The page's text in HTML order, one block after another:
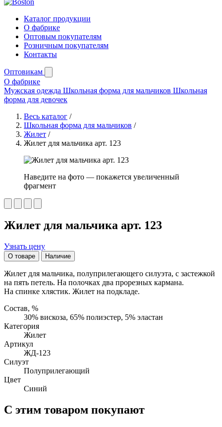
Каталог продукции
О фабрике
Оптовым покупателям
Розничным покупателям
Контакты
Оптовикам
О фабрике
Мужская одежда Школьная форма для мальчиков Школьная
форма для девочек
Весь каталог /
Школьная форма для мальчиков /
Жилет /
Жилет для мальчика арт. 123
Наведите на фото — покажется увеличенный
фрагмент
Жилет для мальчика арт. 123
Узнать цену
О товаре Наличие
Жилет для мальчика, полуприлегающего силуэта, с застежкой
на пять петель. На полочках два прорезных кармана.
На спинке хлястик. Жилет на подкладе.
Состав, %
30% вискоза, 65% полиэстер, 5% эластан
Категория
Жилет
Артикул
ЖД-123
Силуэт
Полуприлегающий
Цвет
Синий
С этим товаром покупают